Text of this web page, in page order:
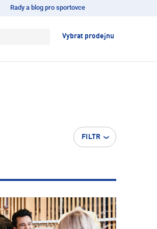
Rady a blog pro sportovce
Vybrat prodejnu
FILTR